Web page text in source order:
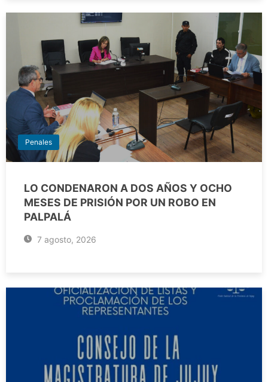
Penales
LO CONDENARON A DOS AÑOS Y OCHO
MESES DE PRISIÓN POR UN ROBO EN
PALPALÁ
7 agosto, 2026